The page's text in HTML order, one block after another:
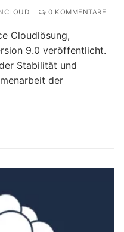
0 KOMMENTARE
Cloudlösung,
9.0 veröffentlicht.
Stabilität und
der